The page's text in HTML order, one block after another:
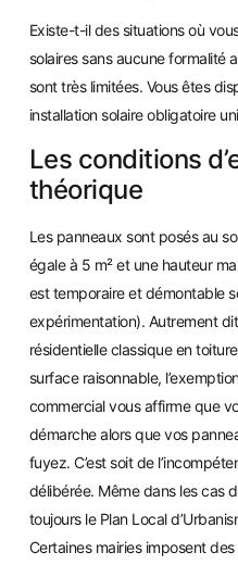
Existe-t-il des situations où
solaires sans aucune formalité
sont très limitées. Vous êtes
installation solaire obligatoire
Les conditions
théorique
Les panneaux sont posés au
égale à 5 m² et une hauteur
est temporaire et démontable
expérimentation). Autrement
résidentielle classique en
surface raisonnable,
commercial vous affirme que
démarche alors que vos
fuyez. C’est soit de
délibérée. Même dans les cas
toujours le Plan Local
Certaines mairies imposent